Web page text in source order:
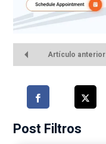
Artículo anterior
Post Filtros